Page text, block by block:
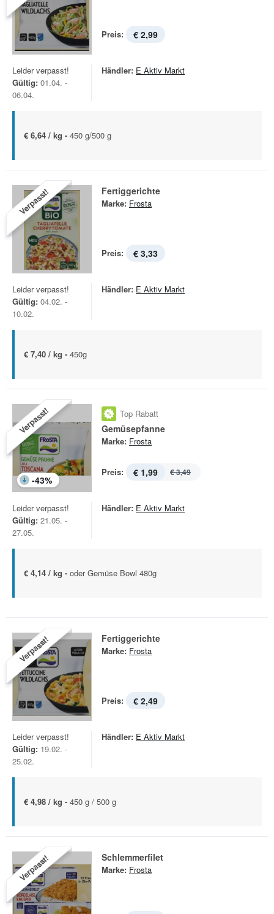
Preis: € 2,99
Leider verpasst!
Gültig: 01.04. -
06.04.
Händler: E Aktiv Markt
€ 6,64 / kg - 450 g/500 g
Verpasst! Fertiggerichte
Marke: Frosta
Preis: € 3,33
Leider verpasst!
Gültig: 04.02. -
10.02.
Händler: E Aktiv Markt
€ 7,40 / kg - 450g
Verpasst!
-43%
Top Rabatt
Gemüsepfanne
Marke: Frosta
Preis: € 1,99 € 3,49
Leider verpasst!
Gültig: 21.05. -
27.05.
Händler: E Aktiv Markt
€ 4,14 / kg - oder Gemüse Bowl 480g
Verpasst! Fertiggerichte
Marke: Frosta
Preis: € 2,49
Leider verpasst!
Gültig: 19.02. -
25.02.
Händler: E Aktiv Markt
€ 4,98 / kg - 450 g / 500 g
Verpasst! Schlemmerfilet
Marke: Frosta